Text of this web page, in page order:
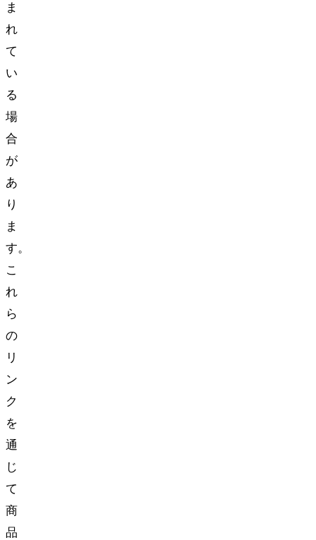
ま
れ
て
い
る
場
合
が
あ
り
ま
す。
こ
れ
ら
の
リ
ン
ク
を
通
じ
て
商
品